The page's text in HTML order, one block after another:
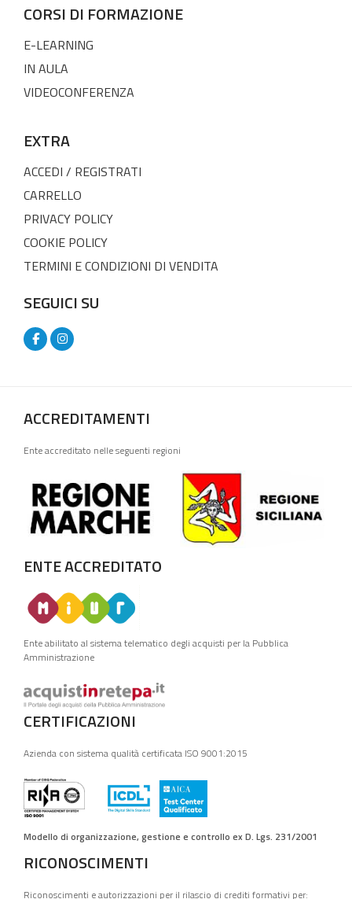
CORSI DI FORMAZIONE
E-LEARNING
IN AULA
VIDEOCONFERENZA
EXTRA
ACCEDI / REGISTRATI
CARRELLO
PRIVACY POLICY
COOKIE POLICY
TERMINI E CONDIZIONI DI VENDITA
SEGUICI SU
ACCREDITAMENTI
Ente accreditato nelle seguenti regioni
ENTE ACCREDITATO
Ente abilitato al sistema telematico degli acquisti per la Pubblica
Amministrazione
CERTIFICAZIONI
Azienda con sistema qualità certificata ISO 9001:2015
Modello di organizzazione, gestione e controllo ex D. Lgs. 231/2001
RICONOSCIMENTI
Riconoscimenti e autorizzazioni per il rilascio di crediti formativi per: